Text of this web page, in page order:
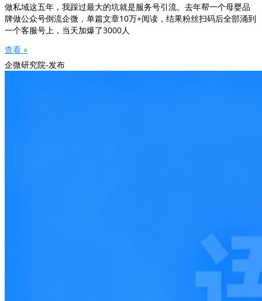
做私域这五年，我踩过最大的坑就是服务号引流。去年帮一个母婴品
牌做公众号倒流企微，单篇文章10万+阅读，结果粉丝扫码后全部涌到
一个客服号上，当天加爆了3000人
查看 »
企微研究院-发布